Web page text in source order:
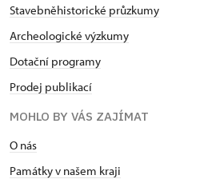
Stavebněhistorické průzkumy
Archeologické výzkumy
Dotační programy
Prodej publikací
MOHLO BY VÁS ZAJÍMAT
O nás
Památky v našem kraji